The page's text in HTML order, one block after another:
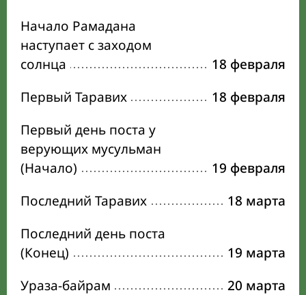
Начало Рамадана
наступает с заходом
солнца
18 февраля
Первый Таравих
18 февраля
Первый день поста у
верующих мусульман
(Начало)
19 февраля
Последний Таравих
18 марта
Последний день поста
(Конец)
19 марта
Ураза-байрам
20 марта